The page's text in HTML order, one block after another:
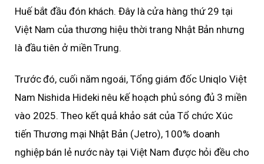
Huế bắt đầu đón khách. Đây là cửa hàng thứ 29 tại
Việt Nam của thương hiệu thời trang Nhật Bản nhưng
là đầu tiên ở miền Trung.
Trước đó, cuối năm ngoái, Tổng giám đốc Uniqlo Việt
Nam Nishida Hideki nêu kế hoạch phủ sóng đủ 3 miền
vào 2025. Theo kết quả khảo sát của Tổ chức Xúc
tiến Thương mại Nhật Bản (Jetro), 100% doanh
nghiệp bán lẻ nước này tại Việt Nam được hỏi đều cho